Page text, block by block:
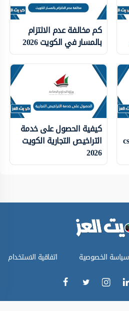
كم مخالفة عدم الالتزام
بالمسار في الكويت 2026
كيفية الحصول على خدمة
التراخيص التجارية الكويت
2026
سياسة الخصوصية اتفاقية الاستخدام